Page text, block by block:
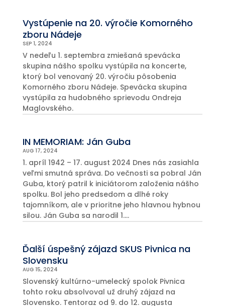
Vystúpenie na 20. výročie Komorného
zboru Nádeje
SEP 1, 2024
V nedeľu 1. septembra zmiešaná spevácka
skupina nášho spolku vystúpila na koncerte,
ktorý bol venovaný 20. výročiu pôsobenia
Komorného zboru Nádeje. Spevácka skupina
vystúpila za hudobného sprievodu Ondreja
Maglovského.
IN MEMORIAM: Ján Guba
AUG 17, 2024
1. apríl 1942 – 17. august 2024 Dnes nás zasiahla
veľmi smutná správa. Do večnosti sa pobral Ján
Guba, ktorý patril k iniciátorom založenia nášho
spolku. Bol jeho predsedom a dlhé roky
tajomníkom, ale v prioritne jeho hlavnou hybnou
silou. Ján Guba sa narodil 1....
Ďalší úspešný zájazd SKUS Pivnica na
Slovensku
AUG 15, 2024
Slovenský kultúrno-umelecký spolok Pivnica
tohto roku absolvoval už druhý zájazd na
Slovensko. Tentoraz od 9. do 12. augusta